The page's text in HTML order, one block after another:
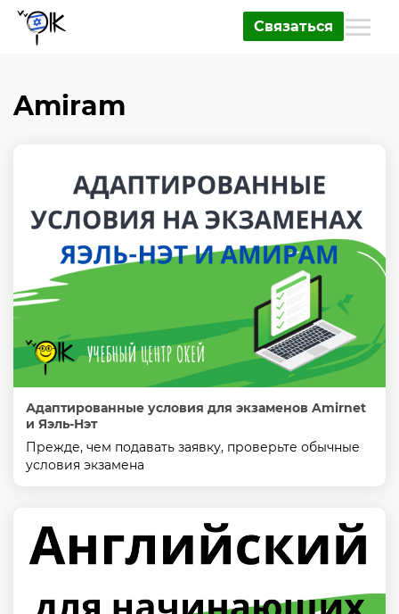
Связаться
Amiram
Адаптированные условия для экзаменов Amirnet
и Яэль-Нэт
Прежде, чем подавать заявку, проверьте обычные
условия экзамена